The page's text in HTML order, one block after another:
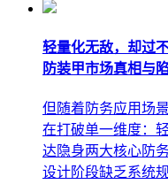
轻量化无敌，却过
防装甲市场真相与
但随着防务应用场
在打破单一维度：
达隐身两大核心防
设计阶段缺乏系统